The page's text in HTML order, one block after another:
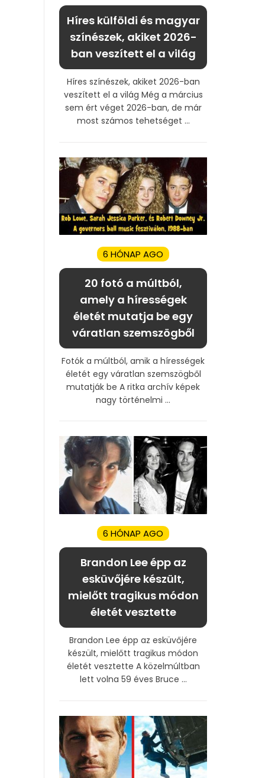
Híres külföldi és magyar
színészek, akiket 2026-
ban veszített el a világ
Híres színészek, akiket 2026-ban
veszített el a világ Még a március
sem ért véget 2026-ban, de már
most számos tehetséget ...
6 HÓNAP AGO
20 fotó a múltból,
amely a hírességek
életét mutatja be egy
váratlan szemszögből
Fotók a múltból, amik a hírességek
életét egy váratlan szemszögből
mutatják be A ritka archív képek
nagy történelmi ...
6 HÓNAP AGO
Brandon Lee épp az
esküvőjére készült,
mielőtt tragikus módon
életét vesztette
Brandon Lee épp az esküvőjére
készült, mielőtt tragikus módon
életét vesztette A közelmúltban
lett volna 59 éves Bruce ...